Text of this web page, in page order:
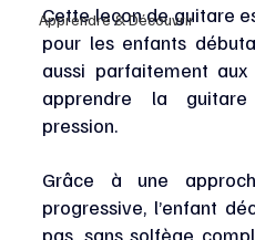
Apprendre & Découvrir
Cette leçon de guitare
pour les enfants
aussi parfaitement
apprendre la
pression.
Grâce à une
progressive, l’enfant
pas, sans solfège